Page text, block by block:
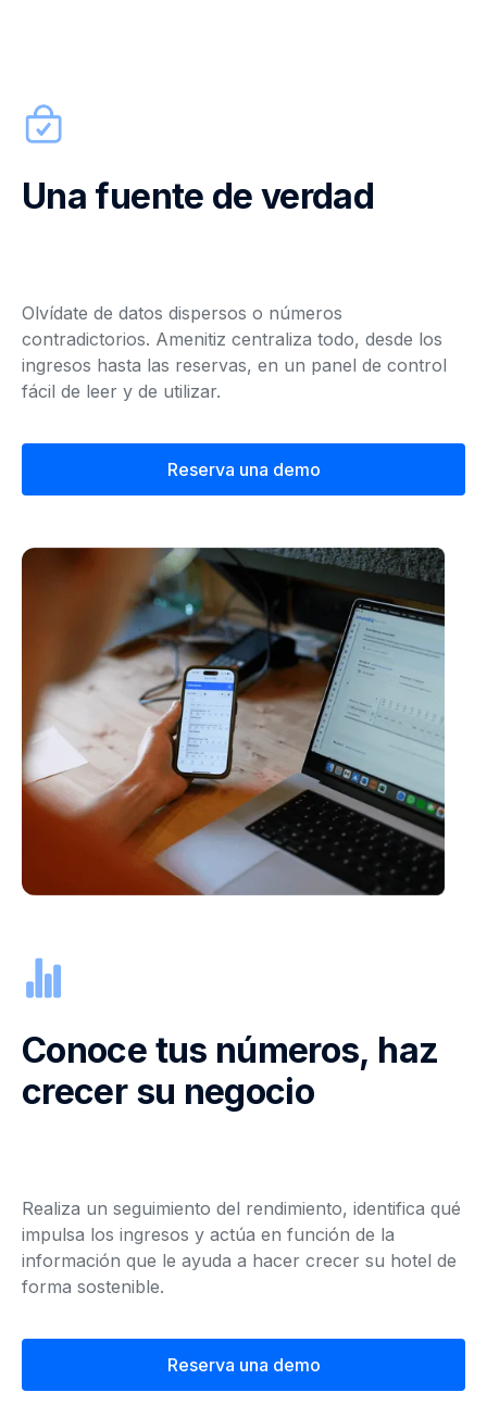
Una fuente de verdad
Olvídate de datos dispersos o números
contradictorios. Amenitiz centraliza todo, desde los
ingresos hasta las reservas, en un panel de control
fácil de leer y de utilizar.
Reserva una demo
Conoce tus números, haz
crecer su negocio
Realiza un seguimiento del rendimiento, identifica qué
impulsa los ingresos y actúa en función de la
información que le ayuda a hacer crecer su hotel de
forma sostenible.
Reserva una demo